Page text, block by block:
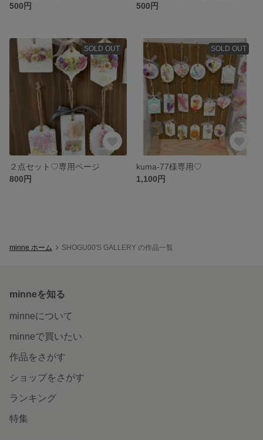
500円
500円
SOLD OUT
２点セット♡専用ページ
800円
SOLD OUT
kuma-77様専用♡
1,100円
minne ホーム SHOGU00'S GALLERY の作品一覧
minneを知る
minneについて
minneで買いたい
作品をさがす
ショップをさがす
ランキング
特集